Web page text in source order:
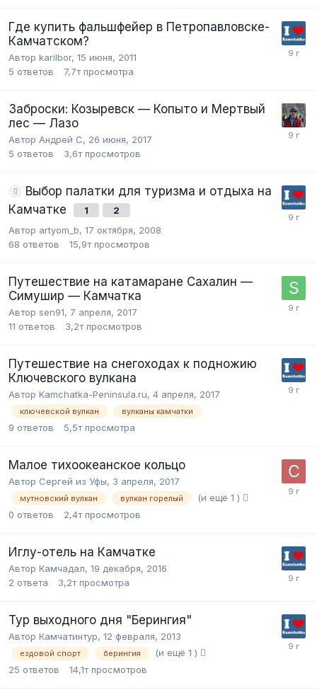
Где купить фальшфейер в Петропавловске-
Камчатском?
Автор karilbor, 15 июня, 2011
5 ответов 7,7т просмотра
Заброски: Козыревск — Копыто и Мертвый
лес — Лазо
Автор Андрей C, 26 июня, 2017
5 ответов 3,6т просмотров
Выбор палатки для туризма и отдыха на
Камчатке
1
2
Автор artyom_b, 17 октября, 2008
68 ответов 15,9т просмотров
Путешествие на катамаране Сахалин —
Симушир — Камчатка
Автор sen91, 7 апреля, 2017
11 ответов 3,2т просмотров
Путешествие на снегоходах к подножию
Ключевского вулкана
Автор Kamchatka-Peninsula.ru, 4 апреля, 2017
ключевской вулкан вулканы камчатки
9 ответов 5,5т просмотра
Малое тихоокеанское кольцо
Автор Сергей из Уфы, 3 апреля, 2017
мутновский вулкан вулкан горелый
(и ещё 1 )
0 ответов 2,4т просмотров
Иглу-отель на Камчатке
Автор Камчадал, 19 декабря, 2016
2 ответа 3,2т просмотра
Тур выходного дня "Берингия"
Автор Камчатинтур, 12 февраля, 2013
ездовой спорт берингия
(и ещё 1 )
25 ответов 14,1т просмотров